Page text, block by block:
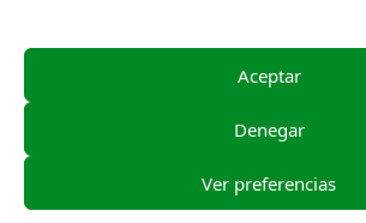
Aceptar
Denegar
Ver preferencias
Política de privacidad
Aviso legal
Créditos de las